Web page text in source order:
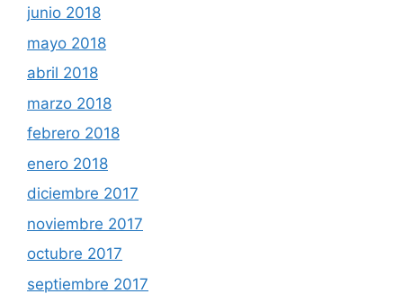
junio 2018
mayo 2018
abril 2018
marzo 2018
febrero 2018
enero 2018
diciembre 2017
noviembre 2017
octubre 2017
septiembre 2017